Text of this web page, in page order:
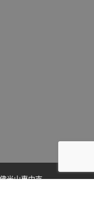
光山惠中寺